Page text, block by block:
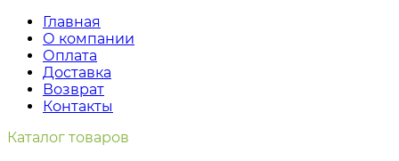
Главная
О компании
Оплата
Доставка
Возврат
Контакты
Каталог товаров